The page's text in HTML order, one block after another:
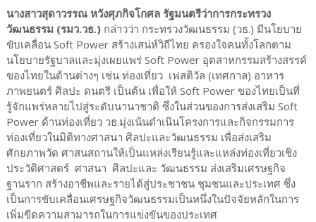
นางสาวสุดาวรรณ หวังศุภกิจโกศล รัฐมนตรีว่าการกระทรวง
วัฒนธรรม (รมว.วธ.) กล่าวว่า กระทรวงวัฒนธรรม (วธ.) มีนโยบาย
ขับเคลื่อน Soft Power สร้างเสน่ห์วิถีไทย ครองใจคนทั้งโลกตาม
นโยบายรัฐบาลและมุ่งเผยแพร่ Soft Power อุตสาหกรรมสร้างสรรค์
ของไทยในด้านต่างๆ เช่น ท่องเที่ยว เฟสติวัล (เทศกาล) อาหาร
ภาพยนตร์ ศิลปะ ดนตรี เป็นต้น เพื่อให้ Soft Power ของไทยเป็นที่
รู้จักแพร่หลายไปสู่ระดับนานาชาติ ซึ่งในส่วนของการส่งเสริม Soft
Power ด้านท่องเที่ยว วธ.มุ่งเน้นดำเนินโครงการและกิจกรรมการ
ท่องเที่ยวในมิติทางศาสนา ศิลปะและวัฒนธรรม เพื่อส่งเสริม
ศักยภาพวัด ศาสนสถานให้เป็นแหล่งเรียนรู้และแหล่งท่องเที่ยวเชิง
ประวัติศาสตร์ ศาสนา ศิลปะและ วัฒนธรรม ส่งเสริมเศรษฐกิจ
ฐานราก สร้างอาชีพและรายได้สู่ประชาชน ชุมชนและประเทศ ซึ่ง
เป็นการขับเคลื่อนเศรษฐกิจวัฒนธรรมเป็นหนึ่งในปัจจัยหลักในการ
เพิ่มขีดความสามารถในการแข่งขันของประเทศ